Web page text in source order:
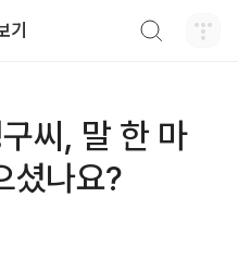
기
씨, 말 한 마
셨나요?